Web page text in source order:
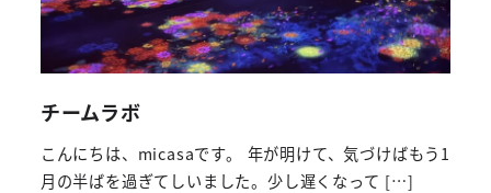
チームラボ
こんにちは、micasaです。 年が明けて、気づけばもう1
月の半ばを過ぎてしいました。少し遅くなって […]